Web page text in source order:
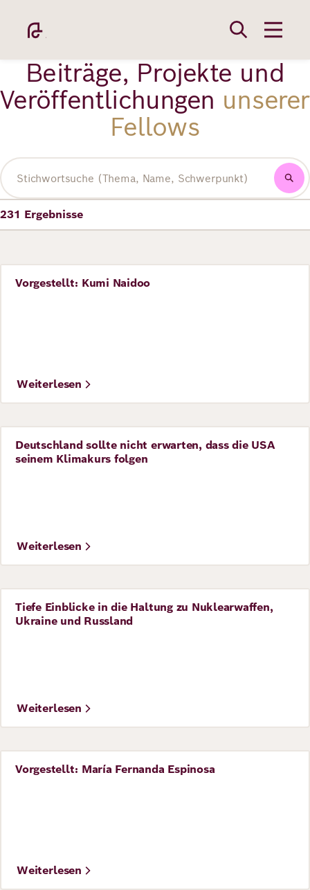
Inhalt
Academy
Fellowship
Fellows
Weizsäcker
Forum
Veranstaltungen
Beiträge, Projekte und
Veröffentlichungen unserer
Fellows
231 Ergebnisse
Perspective
Vorgestellt: Kumi Naidoo
Weiterlesen
Perspective
Deutschland sollte nicht erwarten, dass die USA
seinem Klimakurs folgen
Weiterlesen
Perspective
Tiefe Einblicke in die Haltung zu Nuklearwaffen,
Ukraine und Russland
Weiterlesen
Perspective
Vorgestellt: María Fernanda Espinosa
Weiterlesen